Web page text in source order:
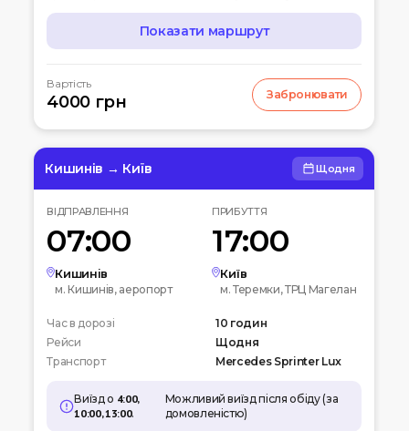
Показати маршрут
07:00 Чернігів
Автостанція
10:00Київ
Вокзальна пл. 4
Біла церква
Вул. Леваневського
15:00
Автовокзал
Аеропорт
Вартість
4000 грн Забронювати
Кишинів → Київ Щодня
ВІДПРАВЛЕННЯ
07:00
Кишинів
м. Кишинів, аеропорт
ПРИБУТТЯ
17:00
Київ
м. Теремки, ТРЦ Магелан
Транспорт Mercedes Sprinter Lux
Час в дорозі
10 годин
Рейси
Щодня
Виїзд о 4:00,
10:00, 13:00.
Можливий виїзд після обіду (за
домовленістю)